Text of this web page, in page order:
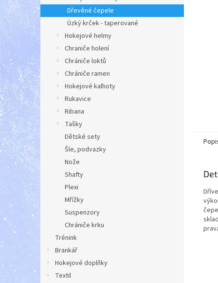
a
n
Dřevěné čepele
Úzký krček - taperované
Hokejové helmy
Chraniče holení
Chrániče loktů
Chrániče ramen
Hokejové kalhoty
Rukavice
Ribana
Tašky
Dětské sety
Šle, podvazky
Nože
Shafty
Plexi
Mřížky
Suspenzory
Chrániče krku
Trénink
Brankář
Hokejové doplňky
Textil